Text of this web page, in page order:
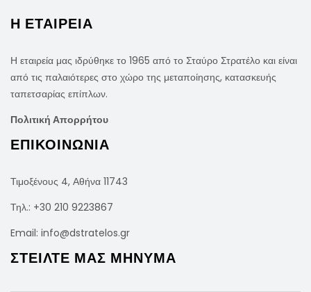
Η ΕΤΑΙΡΕΙΑ
Η εταιρεία μας ιδρύθηκε το 1965 από το Σταύρο Στρατέλο και είναι
από τις παλαιότερες στο χώρο της μεταποίησης, κατασκευής
ταπετσαρίας επίπλων.
Πολιτική Απορρήτου
ΕΠΙΚΟΙΝΩΝΙΑ
Τιμοξένους 4, Αθήνα 11743
Τηλ.: +30 210 9223867
Email: info@dstratelos.gr
ΣΤΕΙΛΤΕ ΜΑΣ ΜΗΝΥΜΑ